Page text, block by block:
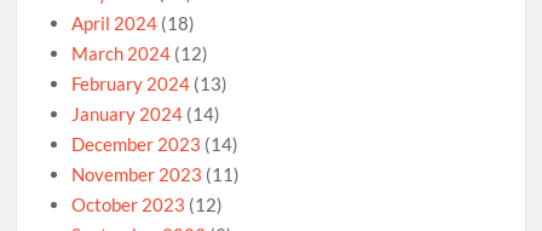
April 2024 (18)
March 2024 (12)
February 2024 (13)
January 2024 (14)
December 2023 (14)
November 2023 (11)
October 2023 (12)